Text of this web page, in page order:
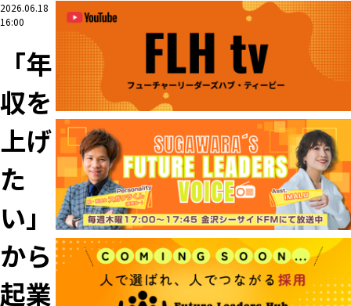
2026.06.18
16:00
「年
収を
上げ
た
い」
から
起業